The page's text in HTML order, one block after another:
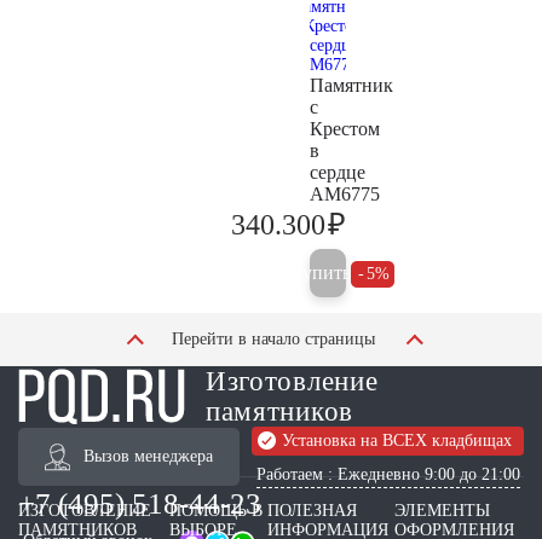
Памятник
с
Крестом
в
сердце
AM6775
340.300₽
Купить 5%
Перейти в начало страницы
Изготовление
памятников
Вызов менеджера
Установка на ВСЕХ кладбищах
Работаем : Ежедневно 9:00 до 21:00
+7 (495) 518-44-23
ИЗГОТОВЛЕНИЕ
ПАМЯТНИКОВ
ПОМОЩЬ В
ВЫБОРЕ
ПОЛЕЗНАЯ
ИНФОРМАЦИЯ
ЭЛЕМЕНТЫ
ОФОРМЛЕНИЯ